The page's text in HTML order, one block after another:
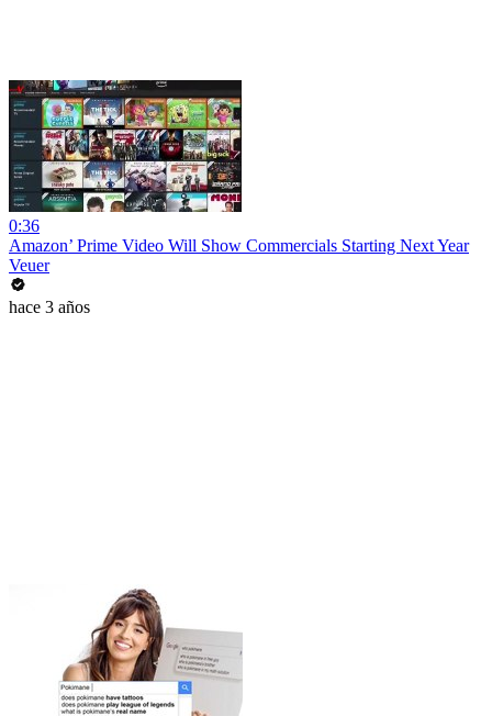
0:36
Amazon’ Prime Video Will Show Commercials Starting Next Year
Veuer
hace 3 años